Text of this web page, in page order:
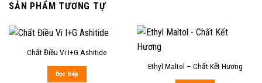
SẢN PHẨM TƯƠNG TỰ
Chất Điều Vi I+G Ashitide
Đọc tiếp
Ethyl Maltol – Chất Kết Hương